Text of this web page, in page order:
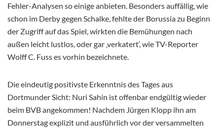
Fehler-Analysen so einige anbieten. Besonders auffällig, wie
schon im Derby gegen Schalke, fehlte der Borussia zu Beginn
der Zugriff auf das Spiel, wirkten die Bemühungen nach
außen leicht lustlos, oder gar ‚verkatert‘, wie TV-Reporter
Wolff C. Fuss es vorhin bezeichnete.
Die eindeutig positivste Erkenntnis des Tages aus
Dortmunder Sicht: Nuri Sahin ist offenbar endgültig wieder
beim BVB angekommen! Nachdem Jürgen Klopp ihn am
Donnerstag explizit und ausführlich vor der versammelten